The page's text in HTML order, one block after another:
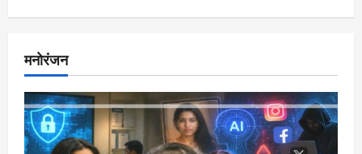
मनोरंजन